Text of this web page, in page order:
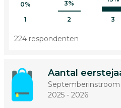
0%
1
3%
2 3
224 respondenten
Aantal
Septemberinstroom
2025 - 2026